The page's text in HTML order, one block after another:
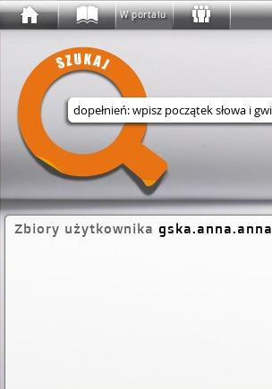
W portalu
Wyszukaj w serwisie
Zbiory użytkownika gska.anna.anna